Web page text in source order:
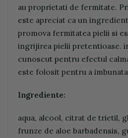
au proprietati de fermitate.
este apreciat ca un
promova fermitatea pielii si
ingrijirea pielii pretentioase.
cunoscut pentru efectul
este folosit pentru a
Ingrediente:
aqua, alcool, citrat de trietil,
frunze de aloe barbadensis,